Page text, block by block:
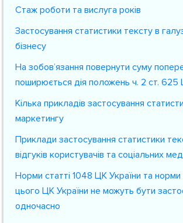
Стаж роботи та вислуга років
Застосування статистики тексту в
бізнесу
На зобов’язання повернути суму
поширюється дія положень ч. 2 ст. 625
Кілька прикладів застосування
маркетингу
Приклади застосування статистики
відгуків користувачів та соціальних
Норми статті 1048 ЦК України та норми
цього ЦК України не можуть бути
одночасно